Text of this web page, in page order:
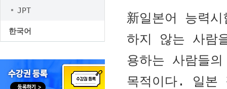
JPT
한국어
新일본어 능력
하지 않는 사람
용하는 사람들
목적이다. 일본